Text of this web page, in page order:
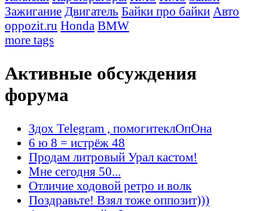
Зажигание Двигатель Байки про байки Авто
oppozit.ru Honda BMW
more tags
Активные обсуждения
форума
Здох Telegram , помогитеклОпОна
6 ю 8 = истрёж 48
Продам литровый Урал кастом!
Мне сегодня 50...
Отличие ходовой ретро и волк
Поздравьте! Взял тоже оппозит)))